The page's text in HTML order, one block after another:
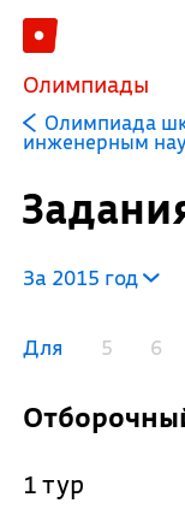
Олимпиады
Олимпиада
инженерным
За 2015 год
Для 5 6
1 тур